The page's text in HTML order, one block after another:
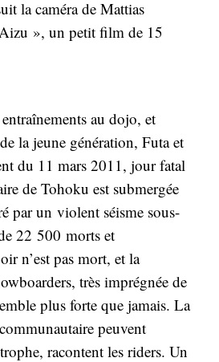
la caméra de Mattias
», un petit film de 15
au dojo, et
la jeune génération, Futa et
du 11 mars 2011, jour fatal
de Tohoku est submergée
par un violent séisme sous-
22 500 morts et
n’est pas mort, et la
très imprégnée de
plus forte que jamais. La
peuvent
racontent les riders. Un